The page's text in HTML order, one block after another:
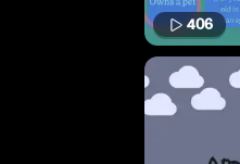
406